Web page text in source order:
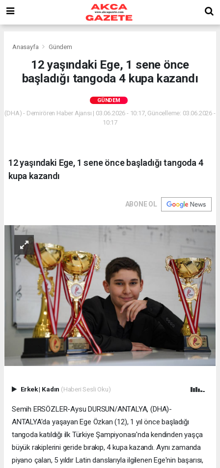
Anasayfa Gündem
12 yaşındaki Ege, 1 sene önce
başladığı tangoda 4 kupa kazandı
GÜNDEM
(DHA) - Demirören Haber Ajansı | 03.06.2026 - 10:17, Güncelleme: 03.06.2026 -
10:17
12 yaşındaki Ege, 1 sene önce başladığı tangoda 4
kupa kazandı
ABONE OL
Erkek| Kadın (Haberi Sesli Oku)
Semih ERSÖZLER-Aysu DURSUN/ANTALYA, (DHA)-
ANTALYA'da yaşayan Ege Özkan (12), 1 yıl önce başladığı
tangoda katıldığı ilk Türkiye Şampiyonası'nda kendinden yaşça
büyük rakiplerini geride bırakıp, 4 kupa kazandı. Aynı zamanda
piyano çalan, 5 yıldır Latin danslarıyla ilgilenen Ege'nin başarısı,